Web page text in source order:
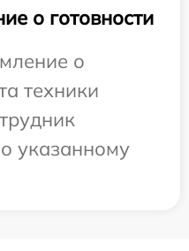
о готовности
о
техники
указанному